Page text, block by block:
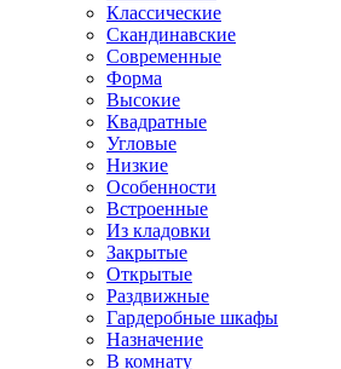
Классические
Скандинавские
Современные
Форма
Высокие
Квадратные
Угловые
Низкие
Особенности
Встроенные
Из кладовки
Закрытые
Открытые
Раздвижные
Гардеробные шкафы
Назначение
В комнату